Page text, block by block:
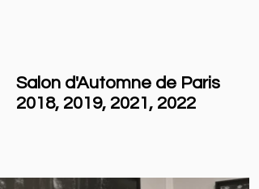
Salon d'Automne de Paris
2018, 2019, 2021, 2022